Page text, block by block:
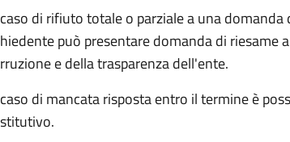
di rifiuto totale o parziale a una domanda
può presentare domanda di riesame
e della trasparenza dell'ente.
di mancata risposta entro il termine è